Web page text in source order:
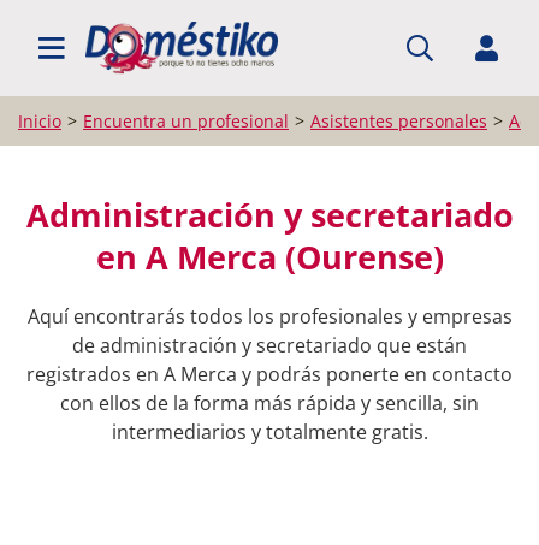
BUSCAR PROFESIONALES
Inicio Encuentra un profesional Asistentes personales
Administración y secretariado
en A Merca (Ourense)
Aquí encontrarás todos los profesionales y empresas
de administración y secretariado que están
registrados en A Merca y podrás ponerte en contacto
con ellos de la forma más rápida y sencilla, sin
intermediarios y totalmente gratis.